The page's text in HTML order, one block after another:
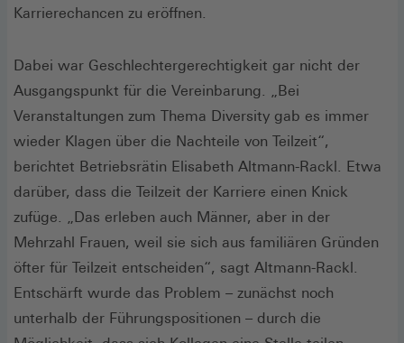
Karrierechancen zu eröffnen.
Dabei war Geschlechtergerechtigkeit gar nicht der
Ausgangspunkt für die Vereinbarung. „Bei
Veranstaltungen zum Thema Diversity gab es immer
wieder Klagen über die Nachteile von Teilzeit“,
berichtet Betriebsrätin Elisabeth Altmann-Rackl. Etwa
darüber, dass die Teilzeit der Karriere einen Knick
zufüge. „Das erleben auch Männer, aber in der
Mehrzahl Frauen, weil sie sich aus familiären Gründen
öfter für Teilzeit entscheiden“, sagt Altmann-Rackl.
Entschärft wurde das Problem – zunächst noch
unterhalb der Führungspositionen – durch die